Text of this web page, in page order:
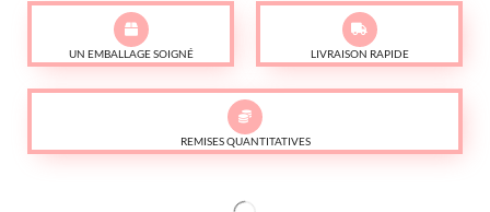
UN EMBALLAGE SOIGNÉ LIVRAISON RAPIDE
REMISES QUANTITATIVES